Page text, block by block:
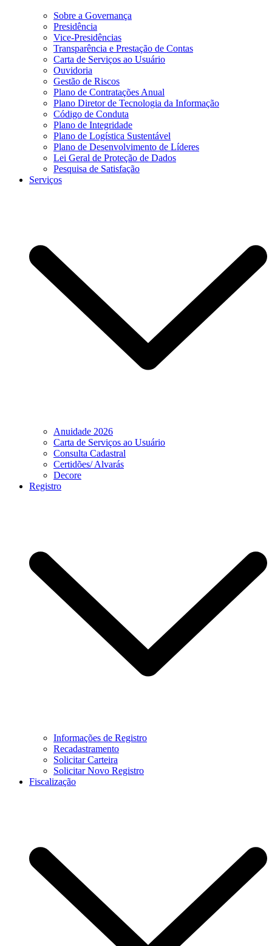
Sobre a Governança
Presidência
Vice-Presidências
Transparência e Prestação de Contas
Carta de Serviços ao Usuário
Ouvidoria
Gestão de Riscos
Plano de Contratações Anual
Plano Diretor de Tecnologia da Informação
Código de Conduta
Plano de Integridade
Plano de Logística Sustentável
Plano de Desenvolvimento de Líderes
Lei Geral de Proteção de Dados
Pesquisa de Satisfação
Serviços
Anuidade 2026
Carta de Serviços ao Usuário
Consulta Cadastral
Certidões/ Alvarás
Decore
Registro
Informações de Registro
Recadastramento
Solicitar Carteira
Solicitar Novo Registro
Fiscalização